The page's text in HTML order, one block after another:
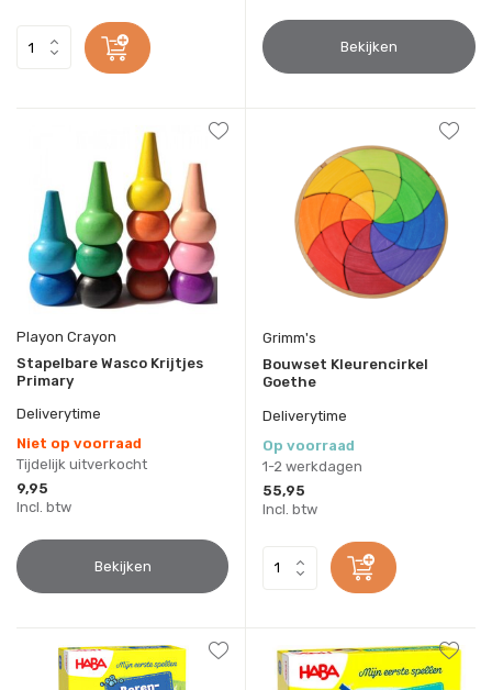
Bekijken
Playon Crayon
Stapelbare Wasco Krijtjes
Primary
Deliverytime
Niet op voorraad
Tijdelijk uitverkocht
9,95
Incl. btw
Bekijken
Grimm's
Bouwset Kleurencirkel
Goethe
Deliverytime
Op voorraad
1-2 werkdagen
55,95
Incl. btw